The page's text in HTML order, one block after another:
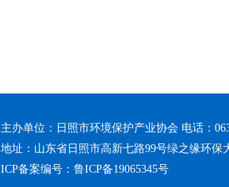
主办单位：日照市环境保护产业协会 电话：
地址：山东省日照市高新七路99号绿之缘环保
ICP备案编号： 鲁ICP备19065345号